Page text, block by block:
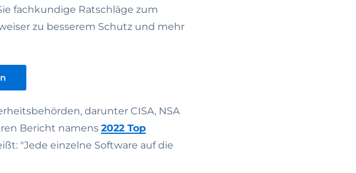
fachkundige Ratschläge zum
zu besserem Schutz und mehr
darunter CISA, NSA
Bericht namens 2022 Top
"Jede einzelne Software auf die